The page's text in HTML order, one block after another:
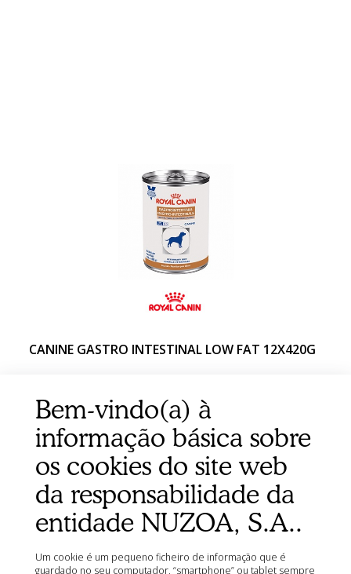
CANINE GASTRO INTESTINAL LOW FAT 12X420G
Bem-vindo(a) à
informação básica sobre
os cookies do site web
da responsabilidade da
entidade NUZOA, S.A..
Um cookie é um pequeno ficheiro de informação que é
guardado no seu computador, “smartphone” ou tablet sempre